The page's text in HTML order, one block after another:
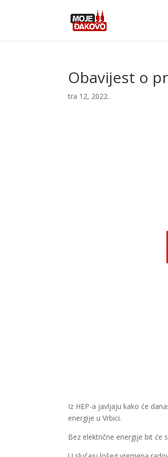
Obavijest o
tra 12, 2022.
Iz HEP-a javljaju kako će
energije u Vrbici.
Bez električne energije bit će